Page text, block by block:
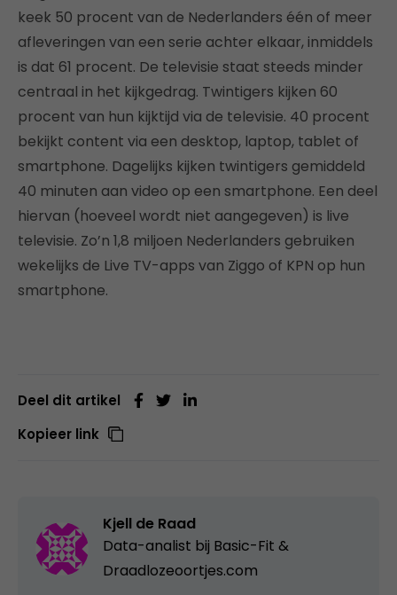
keek 50 procent van de Nederlanders één of meer
afleveringen van een serie achter elkaar, inmiddels
is dat 61 procent. De televisie staat steeds minder
centraal in het kijkgedrag. Twintigers kijken 60
procent van hun kijktijd via de televisie. 40 procent
bekijkt content via een desktop, laptop, tablet of
smartphone. Dagelijks kijken twintigers gemiddeld
40 minuten aan video op een smartphone. Een deel
hiervan (hoeveel wordt niet aangegeven) is live
televisie. Zo’n 1,8 miljoen Nederlanders gebruiken
wekelijks de Live TV-apps van Ziggo of KPN op hun
smartphone.
Deel dit artikel
Kopieer link
Kjell de Raad
Data-analist bij Basic-Fit &
Draadlozeoortjes.com